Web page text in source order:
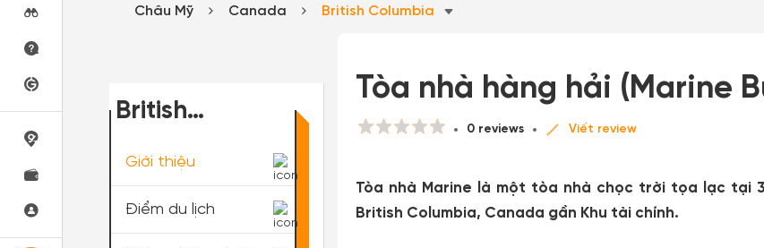
Châu Mỹ Canada British Columbia
Tòa nhà hàng hải (Marine
0 reviews Viết review
Tòa nhà Marine là một tòa nhà chọc trời tọa lạc tại
British Columbia, Canada gần Khu tài chính.
British
Giới thiệu
Điểm du lịch